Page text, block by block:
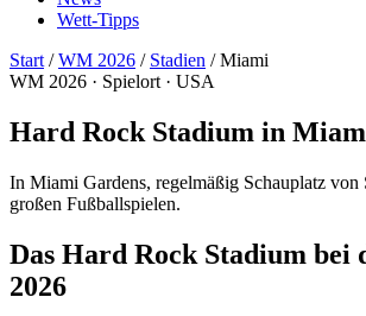
Wett-Tipps
Start /WM 2026 / Stadien /Miami
WM 2026 · Spielort · USA
Hard Rock Stadium in
In Miami Gardens, regelmäßig Schauplatz von
großen Fußballspielen.
Das Hard Rock Stadium bei
2026